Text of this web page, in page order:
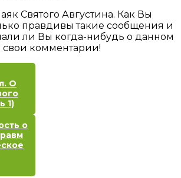
Святого Августина. Как Вы
правдивы такие сообщения и
ли Вы когда-нибудь о данном
комментарии!
О
1)
о